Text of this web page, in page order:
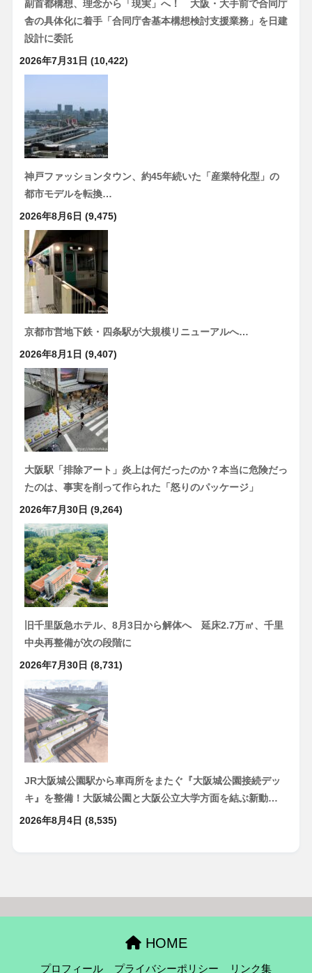
副首都構想、理念から「現実」へ！ 大阪・大手前で合同庁
舎の具体化に着手「合同庁舎基本構想検討支援業務」を日建
設計に委託
2026年7月31日 (10,422)
神戸ファッションタウン、約45年続いた「産業特化型」の
都市モデルを転換…
2026年8月6日 (9,475)
京都市営地下鉄・四条駅が大規模リニューアルへ…
2026年8月1日 (9,407)
大阪駅「排除アート」炎上は何だったのか？本当に危険だっ
たのは、事実を削って作られた「怒りのパッケージ」
2026年7月30日 (9,264)
旧千里阪急ホテル、8月3日から解体へ 延床2.7万㎡、千里
中央再整備が次の段階に
2026年7月30日 (8,731)
JR大阪城公園駅から車両所をまたぐ『大阪城公園接続デッ
キ』を整備！大阪城公園と大阪公立大学方面を結ぶ新動…
2026年8月4日 (8,535)
HOME
プロフィール プライバシーポリシー リンク集